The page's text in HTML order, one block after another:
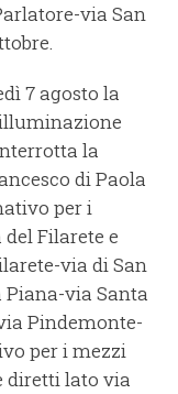
via San
7 agosto la
la
di Paola
per i
Filarete e
via di San
via Santa
Pindemonte-
per i mezzi
diretti lato via